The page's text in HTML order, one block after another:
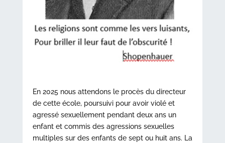
En 2025 nous attendons le procès du directeur
de cette école, poursuivi pour avoir violé et
agressé sexuellement pendant deux ans un
enfant et commis des agressions sexuelles
multiples sur des enfants de sept ou huit ans. La